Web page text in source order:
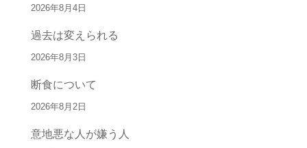
2026年8月4日
過去は変えられる
2026年8月3日
断食について
2026年8月2日
意地悪な人が嫌う人